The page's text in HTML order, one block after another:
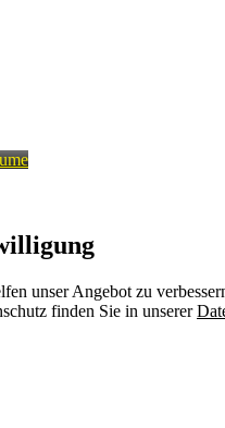
unser Angebot zu
finden Sie in unserer